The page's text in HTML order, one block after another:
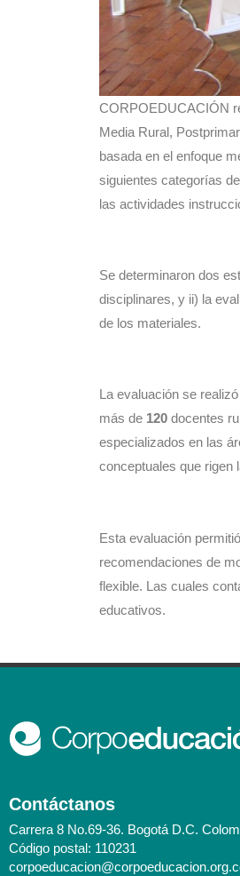
CORPOEDUCACIÓN
Media Rural,
basada en el enfoque
siguientes categorías
las actividades
Se determinaron dos
disciplinares, y ii) la
de los materiales.
La evaluación se
más de 120 docentes
especializados en las
conceptuales que rigen
Esta evaluación
recomendaciones de
flexible. Las cuales
educativos.
Contáctanos
Carrera 8 No.69-36. Bogotá D.C.
Código postal: 110231